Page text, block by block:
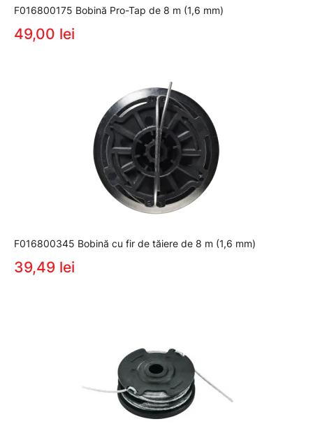
F016800175 Bobină Pro-Tap de 8 m (1,6 mm)
49,00 lei
F016800345 Bobină cu fir de tăiere de 8 m (1,6 mm)
39,49 lei